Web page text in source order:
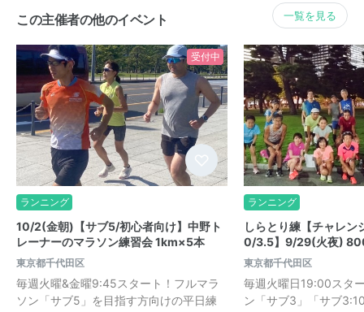
この主催者の他のイベント 一覧を見る
受付中
ランニング
10/2(金朝)【サブ5/初心者向け】中野ト
レーナーのマラソン練習会 1km×5本
東京都千代田区
毎週火曜&金曜9:45スタート！フルマラ
ソン「サブ5」を目指す方向けの平日練
ランニング
しらとり練【チャレ
0/3.5】9/29(火夜)
東京都千代田区
毎週火曜日19:00スタ
ン「サブ3」「サブ